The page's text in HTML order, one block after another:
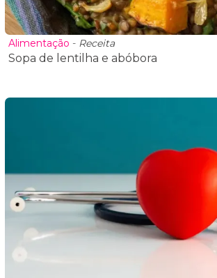
Alimentação - Receita
Sopa de lentilha e abóbora